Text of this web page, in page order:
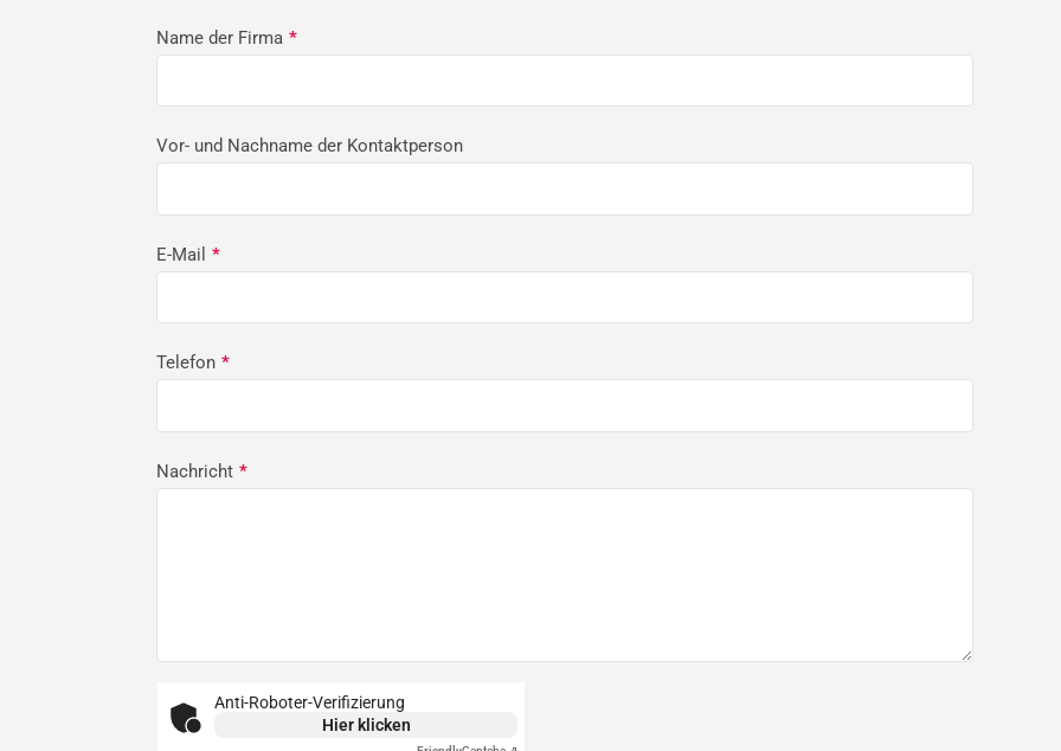
Name der Firma *
Vor- und Nachname der Kontaktperson
E-Mail *
Telefon *
Nachricht *
Anti-Roboter-Verifizierung
Hier klicken